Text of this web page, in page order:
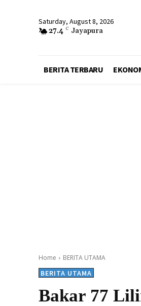
Saturday, August 8, 2026
27.4 C Jayapura
BERITA TERBARU
Home BERITA UTAMA
BERITA UTAMA
Bakar 77